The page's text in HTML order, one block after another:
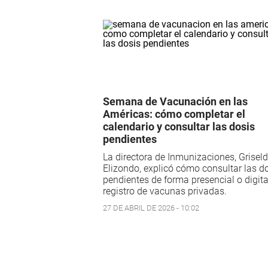
Semana de Vacunación en las
Américas: cómo completar el
calendario y consultar las dosis
pendientes
La directora de Inmunizaciones,
Elizondo, explicó cómo consultar las
pendientes de forma presencial o
registro de vacunas privadas.
27 DE ABRIL DE 2026 - 10:02